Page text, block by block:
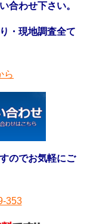
合わせ下さい。
・現地調査全て
ら
のでお気軽にご
353